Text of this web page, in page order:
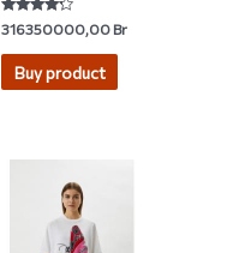
Rated
4.00
out of 5
316350000,00Br
Buy product